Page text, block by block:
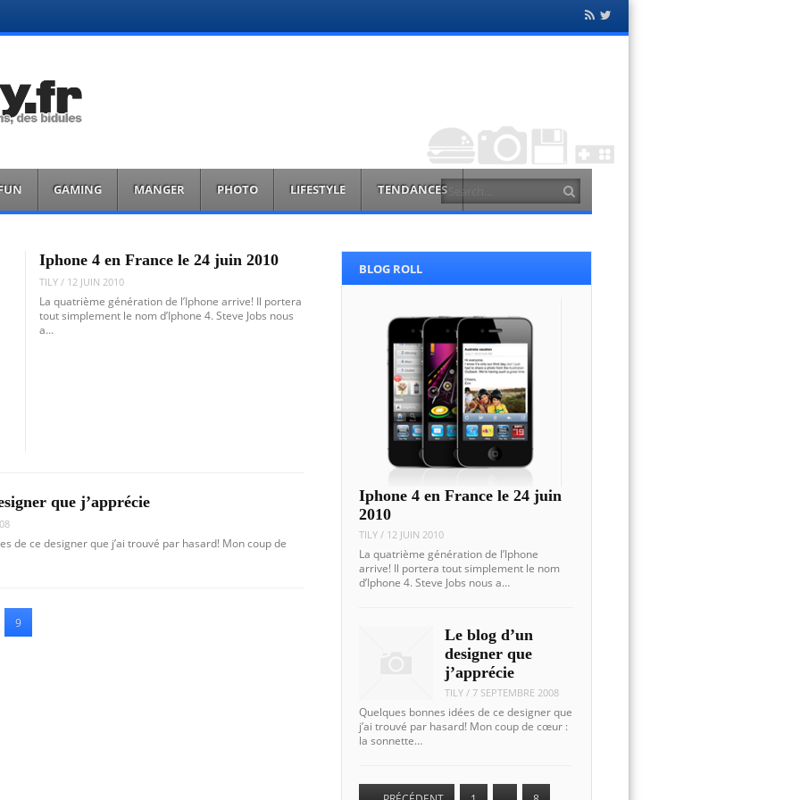
Flux
RSS
Twitter
GAMING MANGER PHOTO LIFESTYLE TENDANCESSearch
Iphone 4 en France le 24 juin 2010
TILY / 12 JUIN 2010
La quatrième génération de l’Iphone arrive! Il portera
tout simplement le nom d’Iphone 4. Steve Jobs nous
a…
que j’apprécie
de ce designer que j’ai trouvé par hasard! Mon coup de
9
BLOG ROLL
Iphone 4 en France le 24 juin
2010
TILY / 12 JUIN 2010
La quatrième génération de l’Iphone
arrive! Il portera tout simplement le nom
d’Iphone 4. Steve Jobs nous a…
Le blog d’un
designer que
j’apprécie
TILY /7 SEPTEMBRE 2008
Quelques bonnes idées de ce designer que
j’ai trouvé par hasard! Mon coup de cœur :
la sonnette…